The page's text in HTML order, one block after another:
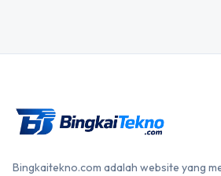
Bingkaitekno.com adalah website yang